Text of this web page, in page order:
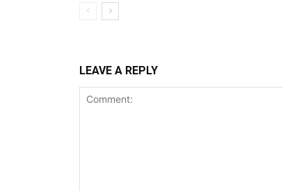
LEAVE A REPLY